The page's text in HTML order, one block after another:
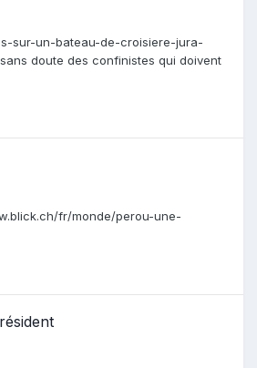
sur-un-bateau-de-croisiere-jura-
doute des confinistes qui doivent
fr/monde/perou-une-